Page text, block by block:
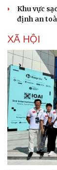
Khu vực
định an
XÃ HỘI